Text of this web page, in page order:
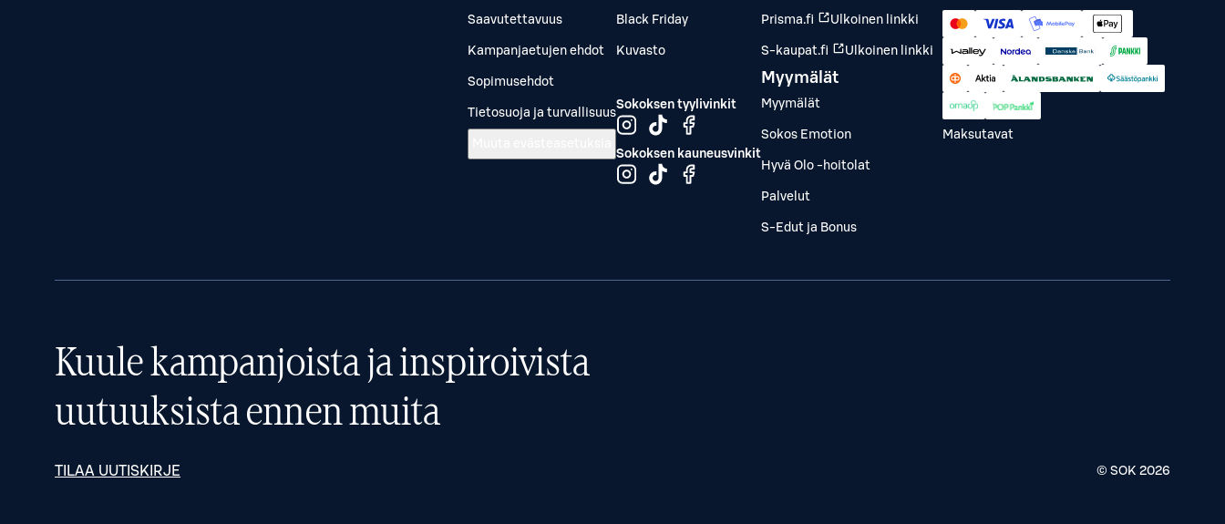
Saavutettavuus
Kampanjaetujen ehdot
Sopimusehdot
Tietosuoja ja turvallisuus
Black Friday
Kuvasto
Sokoksen tyylivinkit
Sokoksen kauneusvinkit
Prisma.fi Ulkoinen linkki
S-kaupat.fi Ulkoinen linkki
Myymälät
Myymälät
Sokos Emotion
Hyvä Olo -hoitolat
Palvelut
S-Edut ja Bonus
Maksutavat
Kuule kampanjoista ja inspiroivista
uutuuksista ennen muita
TILAA UUTISKIRJE © SOK 2026